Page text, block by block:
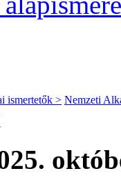
ismertetők > Nemzeti